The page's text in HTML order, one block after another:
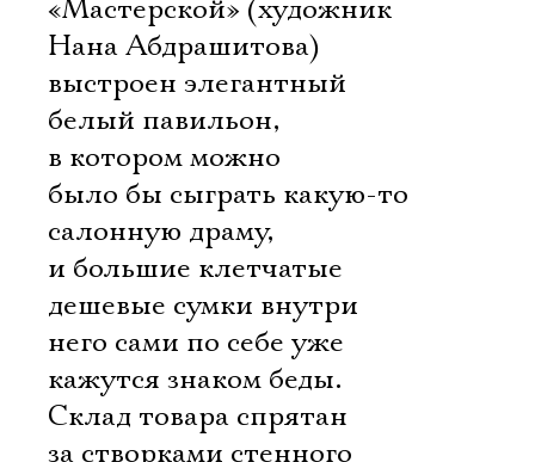
«Мастерской» (художник
Нана Абдрашитова)
выстроен элегантный
белый павильон,
в котором можно
было бы сыграть какую-то
салонную драму,
и большие клетчатые
дешевые сумки внутри
него сами по себе уже
кажутся знаком беды.
Склад товара спрятан
за створками стенного